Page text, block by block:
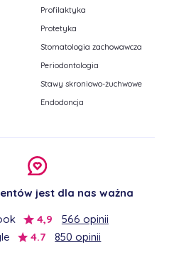
Profilaktyka
Protetyka
Stomatologia zachowawcza
Periodontologia
Stawy skroniowo-żuchwowe
Endodoncja
jest dla nas ważna
4,9
566 opinii
4.7 850 opinii